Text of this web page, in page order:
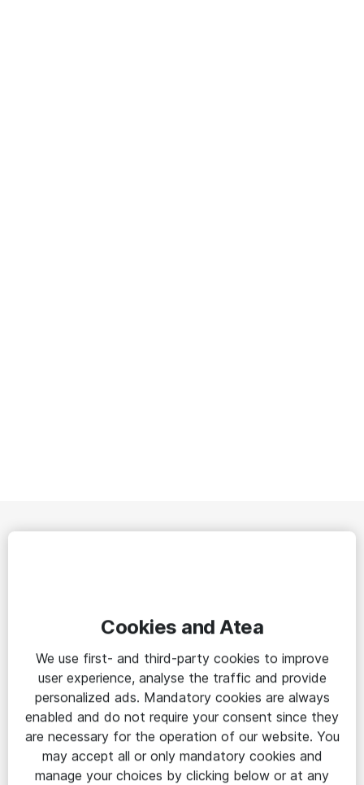
På mötesplatsen får du insikter och nycklar
digitaliseringsresa.
Eventet är kostnadsfritt och vänder sig till hela it-
avdelningen, från tekniska specialister till
beslutsfattare - ta med dina kollegor i teamet och
kom tillsammans.
Cookies and Atea
We use first- and third-party cookies to improve
user experience, analyse the traffic and provide
personalized ads. Mandatory cookies are always
enabled and do not require your consent since they
are necessary for the operation of our website. You
may accept all or only mandatory cookies and
manage your choices by clicking below or at any